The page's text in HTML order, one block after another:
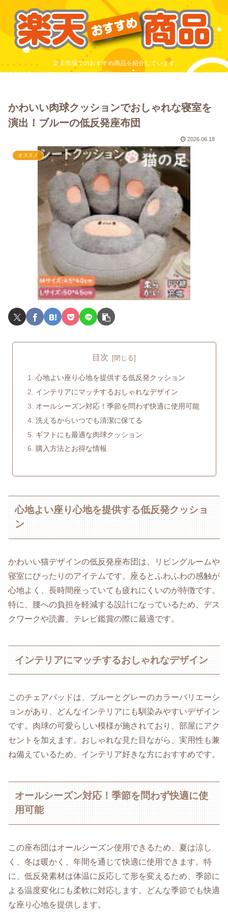
楽天市場でのおすすめ商品を紹介しています
かわいい肉球クッションでおしゃれな寝室を
演出！ブルーの低反発座布団
2026.06.18
オススメ
目次
心地よい座り心地を提供する低反発クッション
インテリアにマッチするおしゃれなデザイン
オールシーズン対応！季節を問わず快適に使用可能
洗えるからいつでも清潔に保てる
ギフトにも最適な肉球クッション
購入方法とお得な情報
心地よい座り心地を提供する低反発クッショ
ン
かわいい猫デザインの低反発座布団は、リビングルームや
寝室にぴったりのアイテムです。座るとふわふわの感触が
心地よく、長時間座っていても疲れにくいのが特徴です。
特に、腰への負担を軽減する設計になっているため、デス
クワークや読書、テレビ鑑賞の際に最適です。
インテリアにマッチするおしゃれなデザイン
このチェアパッドは、ブルーとグレーのカラーバリエーシ
ョンがあり、どんなインテリアにも馴染みやすいデザイン
です。肉球の可愛らしい模様が施されており、部屋にアク
セントを加えます。おしゃれな見た目ながら、実用性も兼
ね備えているため、インテリア好きな方におすすめです。
オールシーズン対応！季節を問わず快適に使
用可能
この座布団はオールシーズン使用できるため、夏は涼し
く、冬は暖かく、年間を通じて快適に使用できます。特
に、低反発素材は体温に反応して形を変えるため、季節に
よる温度変化にも柔軟に対応します。どんな季節でも快適
な座り心地を提供します。